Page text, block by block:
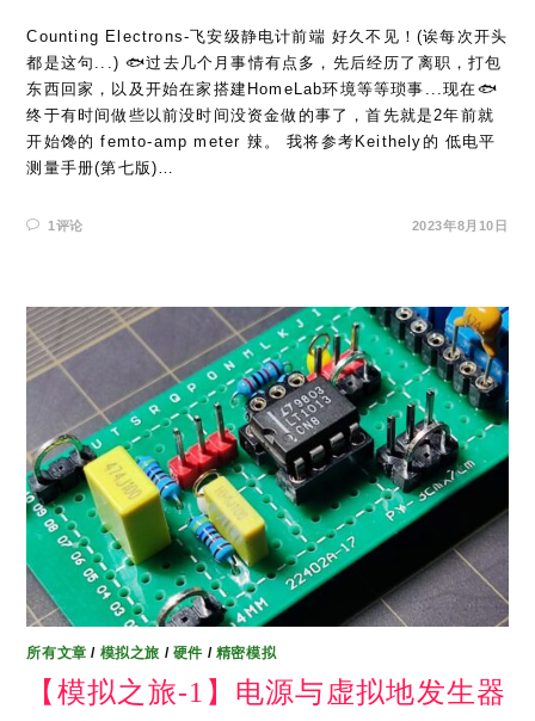
Counting Electrons-飞安级静电计前端 好久不见！(诶每次开头
都是这句...) 🐟过去几个月事情有点多，先后经历了离职，打包
东西回家，以及开始在家搭建HomeLab环境等等琐事...现在🐟
终于有时间做些以前没时间没资金做的事了，首先就是2年前就
开始馋的 femto-amp meter 辣。 我将参考Keithely的 低电平
测量手册(第七版)…
1评论 2023年8月10日
所有文章 / 模拟之旅 / 硬件 / 精密模拟
【模拟之旅-1】电源与虚拟地发生器